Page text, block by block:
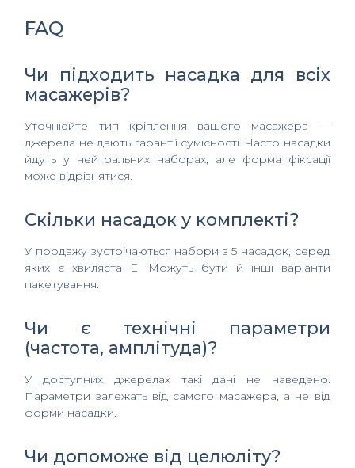
FAQ
Чи підходить насадка для всіх
масажерів?
Уточнюйте тип кріплення вашого масажера —
джерела не дають гарантії сумісності. Часто насадки
йдуть у нейтральних наборах, але форма фіксації
може відрізнятися.
Скільки насадок у комплекті?
У продажу зустрічаються набори з 5 насадок, серед
яких є хвиляста E. Можуть бути й інші варіанти
пакетування.
Чи є технічні параметри
(частота, амплітуда)?
У доступних джерелах такі дані не наведено.
Параметри залежать від самого масажера, а не від
форми насадки.
Чи допоможе від целюліту?